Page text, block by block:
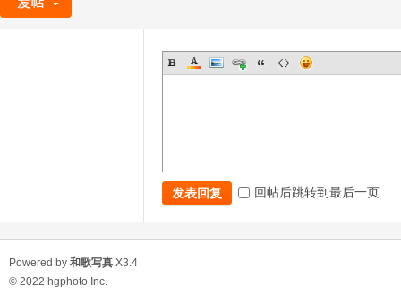
发表回复 回帖后跳转到最后一页
Powered by 和歌写真 X3.4
© 2022 hgphoto Inc.